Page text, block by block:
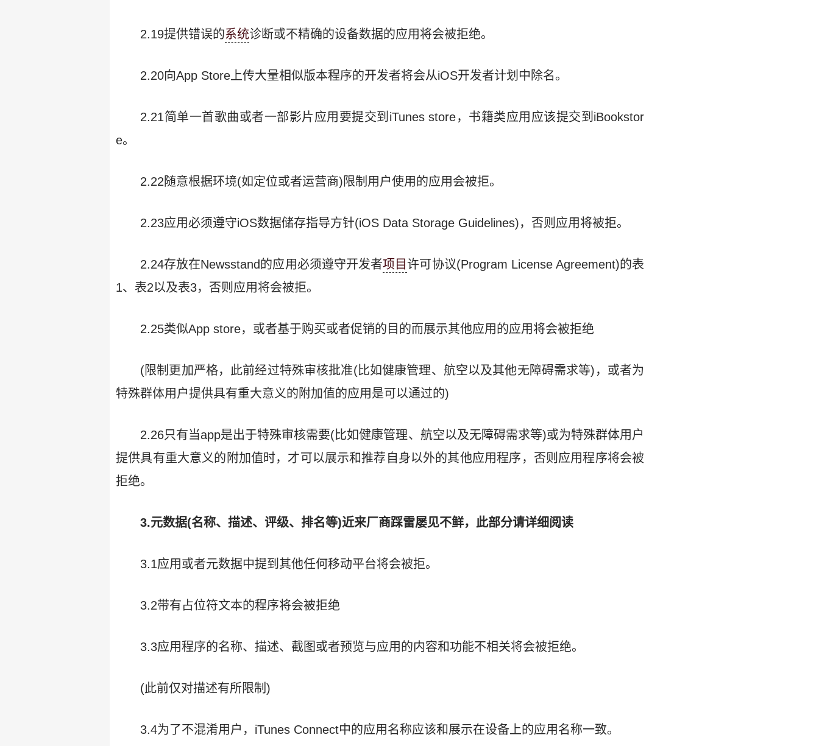
2.19提供错误的系统诊断或不精确的设备数据的应用将会被拒绝。
2.20向App Store上传大量相似版本程序的开发者将会从iOS开发者计划中除名。
2.21简单一首歌曲或者一部影片应用要提交到iTunes store，书籍类应用应该提交到iBookstor
e。
2.22随意根据环境(如定位或者运营商)限制用户使用的应用会被拒。
2.23应用必须遵守iOS数据储存指导方针(iOS Data Storage Guidelines)，否则应用将被拒。
2.24存放在Newsstand的应用必须遵守开发者项目许可协议(Program License Agreement)的表
1、表2以及表3，否则应用将会被拒。
2.25类似App store，或者基于购买或者促销的目的而展示其他应用的应用将会被拒绝
(限制更加严格，此前经过特殊审核批准(比如健康管理、航空以及其他无障碍需求等)，或者为
特殊群体用户提供具有重大意义的附加值的应用是可以通过的)
2.26只有当app是出于特殊审核需要(比如健康管理、航空以及无障碍需求等)或为特殊群体用户
提供具有重大意义的附加值时，才可以展示和推荐自身以外的其他应用程序，否则应用程序将会被
拒绝。
3.元数据(名称、描述、评级、排名等)近来厂商踩雷屡见不鲜，此部分请详细阅读
3.1应用或者元数据中提到其他任何移动平台将会被拒。
3.2带有占位符文本的程序将会被拒绝
3.3应用程序的名称、描述、截图或者预览与应用的内容和功能不相关将会被拒绝。
(此前仅对描述有所限制)
3.4为了不混淆用户，iTunes Connect中的应用名称应该和展示在设备上的应用名称一致。